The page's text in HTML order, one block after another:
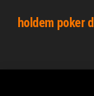
holdem poker